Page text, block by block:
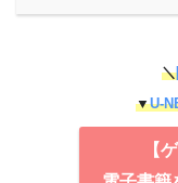
＼
▼U-
【